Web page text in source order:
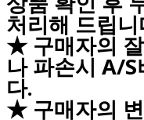
처리해 드립
★ 구매자의
나 파손시 A/
다.
★ 구매자의